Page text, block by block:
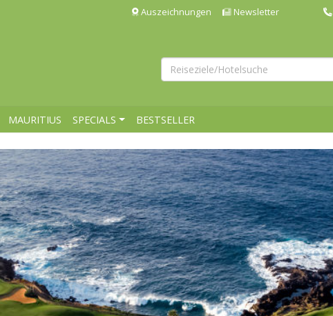
Auszeichnungen Newsletter
MAURITIUS SPECIALS BESTSELLER